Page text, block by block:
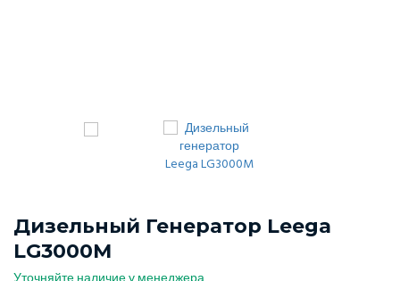
Дизельный Генератор Leega
LG3000M